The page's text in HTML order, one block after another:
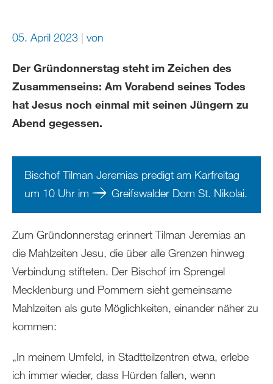
05. April 2023 von
Der Gründonnerstag steht im Zeichen des
Zusammenseins: Am Vorabend seines Todes
hat Jesus noch einmal mit seinen Jüngern zu
Abend gegessen.
Bischof Tilman Jeremias predigt am Karfreitag
um 10 Uhr im
Greifswalder Dom St. Nikolai.
Zum Gründonnerstag erinnert Tilman Jeremias an
die Mahlzeiten Jesu, die über alle Grenzen hinweg
Verbindung stifteten. Der Bischof im Sprengel
Mecklenburg und Pommern sieht gemeinsame
Mahlzeiten als gute Möglichkeiten, einander näher zu
kommen:
„In meinem Umfeld, in Stadtteilzentren etwa, erlebe
ich immer wieder, dass Hürden fallen, wenn